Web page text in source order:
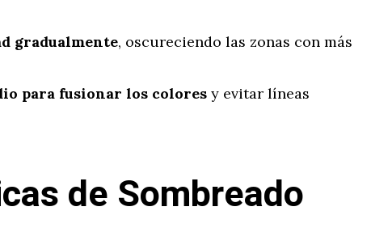
gradualmente, oscureciendo las zonas con más
para fusionar los colores y evitar líneas
de Sombreado